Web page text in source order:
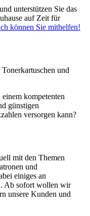
unterstützen Sie das
auf Zeit für
können Sie mithelfen!
und
kompetenten
günstigen
versorgen kann?
mit den Themen
und
einiges an
Ab sofort wollen wir
unsere Kunden und